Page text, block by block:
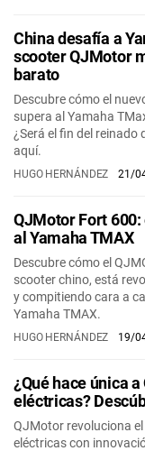
China desafía a
scooter QJMotor
barato
Descubre cómo el
supera al Yamaha
¿Será el fin del reinado
aquí.
HUGO HERNÁNDEZ 21/
QJMotor Fort
al Yamaha TMAX
Descubre cómo el
scooter chino, está
y compitiendo cara a
Yamaha TMAX.
HUGO HERNÁNDEZ 19/
¿Qué hace única
eléctricas?
QJMotor revoluciona
eléctricas con